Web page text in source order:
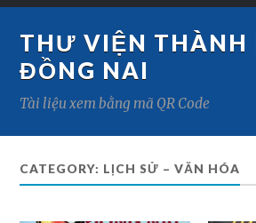
THƯ VIỆN THÀNH
ĐỒNG NAI
Tài liệu xem bằng mã QR Code
CATEGORY: LỊCH SỬ – VĂN HÓA